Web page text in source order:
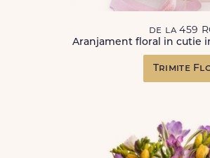
de la 459
Aranjament floral in cutie
Trimite